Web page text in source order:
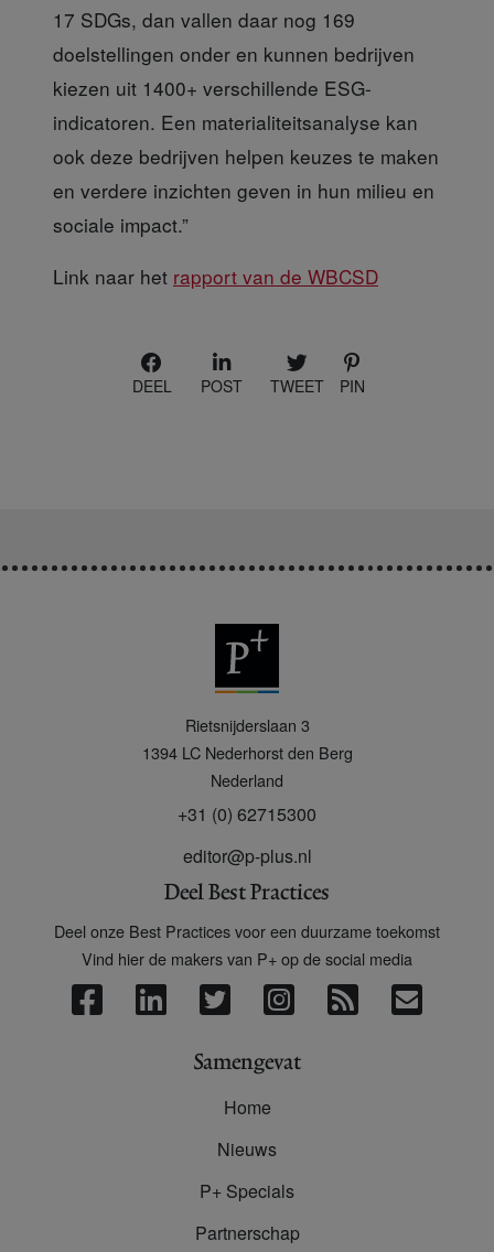
17 SDGs, dan vallen daar nog 169
doelstellingen onder en kunnen bedrijven
kiezen uit 1400+ verschillende ESG-
indicatoren. Een materialiteitsanalyse kan
ook deze bedrijven helpen keuzes te maken
en verdere inzichten geven in hun milieu en
sociale impact.”
Link naar het rapport van de WBCSD
DEEL POST TWEET PIN
Rietsnijderslaan 3
1394 LC Nederhorst den Berg
Nederland
+31 (0) 62715300
editor@p-plus.nl
Deel Best Practices
Deel onze Best Practices voor een duurzame toekomst
Vind hier de makers van P+ op de social media
Samengevat
Home
Nieuws
P+ Specials
Partnerschap